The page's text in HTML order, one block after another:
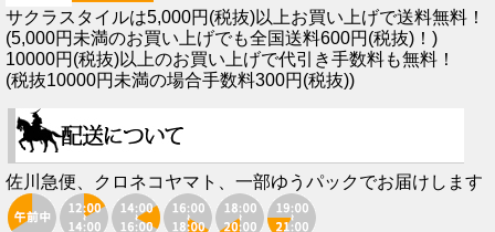
サクラスタイルは5,000円(税抜)以上お買い上げで送料無料！
(5,000円未満のお買い上げでも全国送料600円(税抜)！)
10000円(税抜)以上のお買い上げで代引き手数料も無料！
(税抜10000円未満の場合手数料300円(税抜))
佐川急便、クロネコヤマト、一部ゆうパックでお届けします